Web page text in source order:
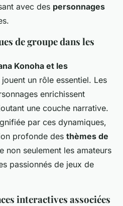
avec des personnages
de groupe dans les
Konoha et les
jouent un rôle essentiel. Les
enrichissent
une couche narrative.
par ces dynamiques,
profonde des thèmes de
non seulement les amateurs
passionnés de jeux de
interactives associées